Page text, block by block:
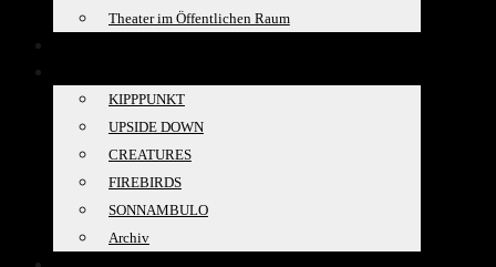
Theater im Öffentlichen Raum
KIPPPUNKT
UPSIDE DOWN
CREATURES
FIREBIRDS
SONNAMBULO
Archiv